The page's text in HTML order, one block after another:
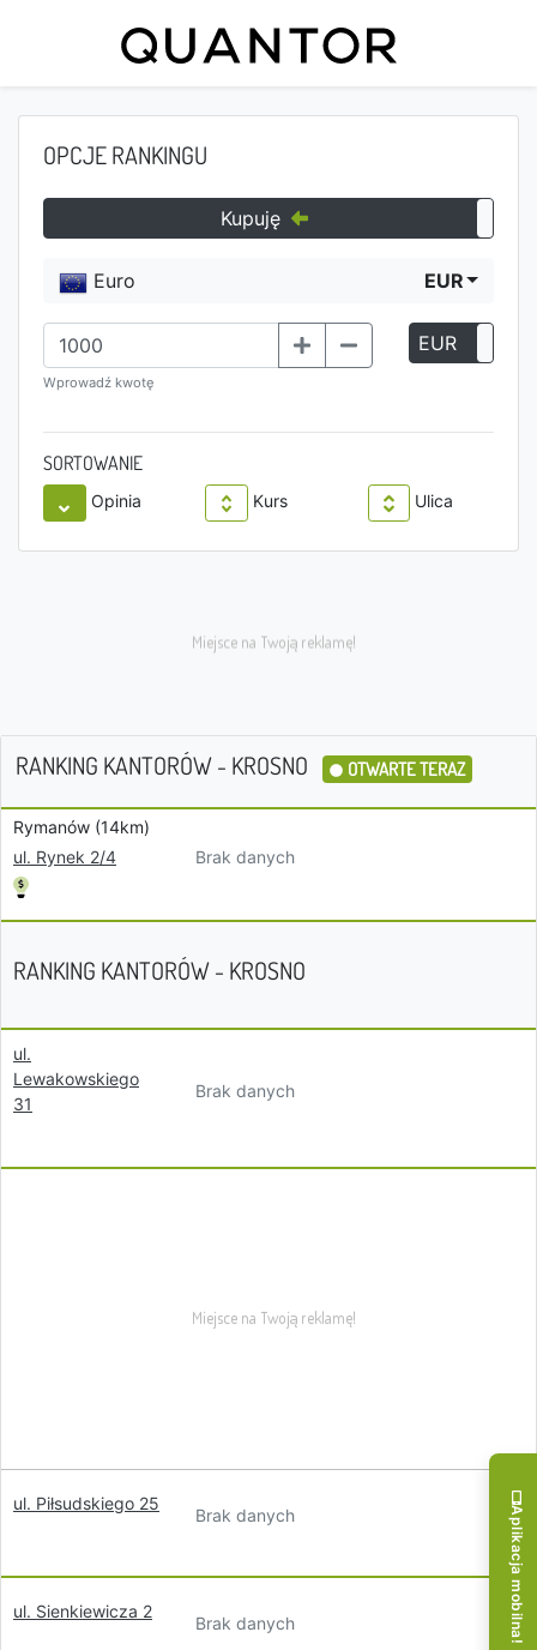
OPCJE RANKINGU
Kupuję
Euro EUR
Wprowadź kwotę
EUR
SORTOWANIE
Opinia Kurs Ulica
RANKING KANTORÓW - KROSNO OTWARTE TERAZ
Rymanów (14km)
ul. Rynek 2/4
Brak danych
RANKING KANTORÓW - KROSNO
ul.
Lewakowskiego
31
Brak danych
ul. Piłsudskiego 25
Brak danych
ul. Sienkiewicza 2
Brak danych Aplikacja mobilna!